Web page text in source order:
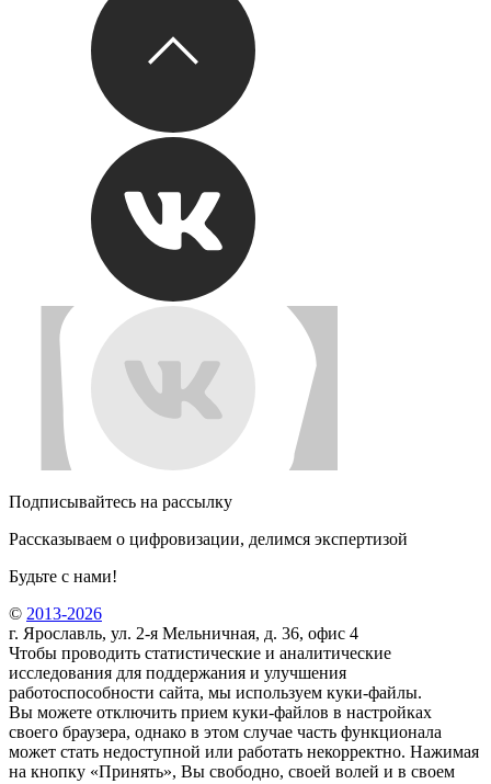
Подписывайтесь на рассылку
Рассказываем о цифровизации, делимся экспертизой
Будьте с нами!
© 2013-2026
г. Ярославль, ул. 2-я Мельничная, д. 36, офис 4
Чтобы проводить статистические и аналитические
исследования для поддержания и улучшения
работоспособности сайта, мы используем куки-файлы.
Вы можете отключить прием куки-файлов в настройках
своего браузера, однако в этом случае часть функционала
может стать недоступной или работать некорректно. Нажимая
на кнопку «Принять», Вы свободно, своей волей и в своем